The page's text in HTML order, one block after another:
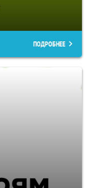
ПОДРОБНЕЕ